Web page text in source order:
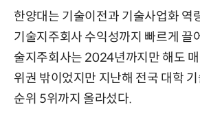
한양대는 기술이전과 기술사업화 역
기술지주회사 수익성까지 빠르게 끌
술지주회사는 2024년까지만 해도
위권 밖이었지만 지난해 전국 대학
순위 5위까지 올라섰다.